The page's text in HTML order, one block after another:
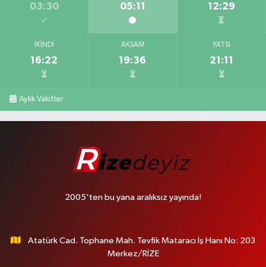
03:30 05:11 12:29
İKINDI
16:22
AKŞAM
19:36
YATSI
21:11
Aylık Vakitler
2005'ten bu yana aralıksız yayında!
Atatürk Cad. Tophane Mah. Tevfik Mataracı İş Hanı No: 203
Merkez/RİZE